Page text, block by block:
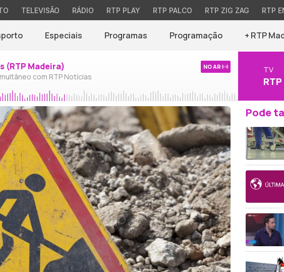
TELEVISÃO RÁDIO RTP PLAY RTP PALCO RTP ZIG ZAG RTP
Especiais Programas Programação + RTP
(RTP Madeira)
com RTP Notícias
NO AR TV
Pode